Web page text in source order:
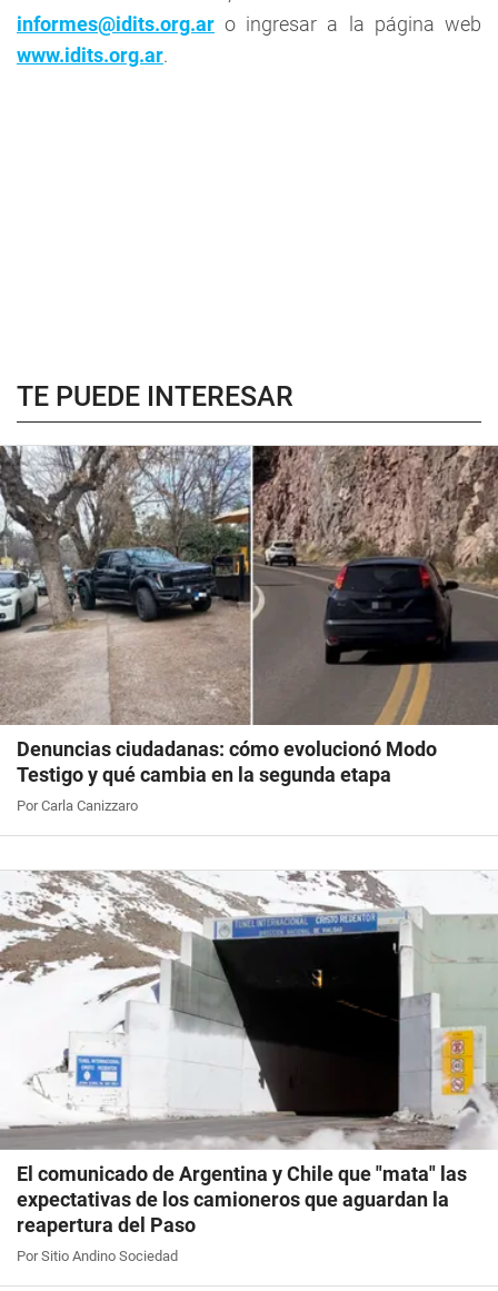
informes@idits.org.ar o ingresar a la página web
www.idits.org.ar.
TE PUEDE INTERESAR
Denuncias ciudadanas: cómo evolucionó Modo
Testigo y qué cambia en la segunda etapa
Por Carla Canizzaro
El comunicado de Argentina y Chile que "mata" las
expectativas de los camioneros que aguardan la
reapertura del Paso
Por Sitio Andino Sociedad